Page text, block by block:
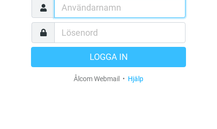
LOGGA IN
Ålcom Webmail • Hjälp